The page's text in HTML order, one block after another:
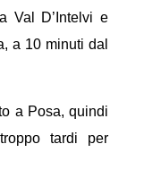
Val D’Intelvi e
a 10 minuti dal
a Posa, quindi
tardi per